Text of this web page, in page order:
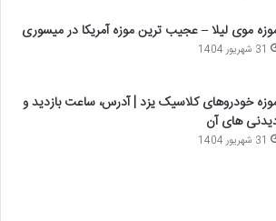
موی لیلا – عجیب ترین موزه آمریکا در میسوری
31 شهریور 1404
خودروهای کلاسیک یزد | آدرس، ساعت بازدید و
های آن
31 شهریور 1404